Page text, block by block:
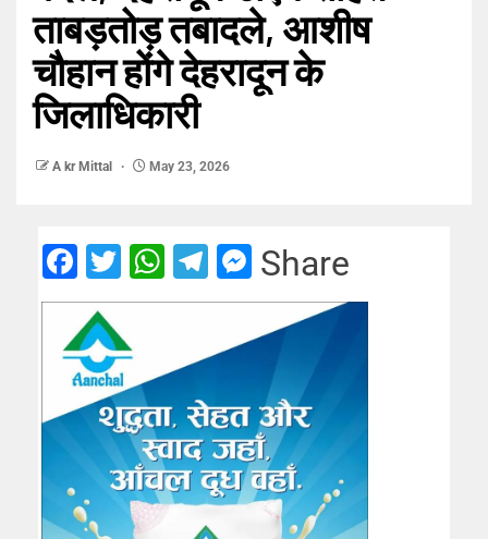
ताबड़तोड़ तबादले, आशीष
चौहान होंगे देहरादून के
जिलाधिकारी
A kr Mittal May 23, 2026
Facebook
Twitter
WhatsApp
Telegram
Messenger
Share